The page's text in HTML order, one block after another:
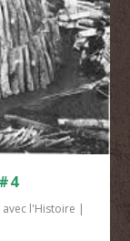
avec l'Histoire |